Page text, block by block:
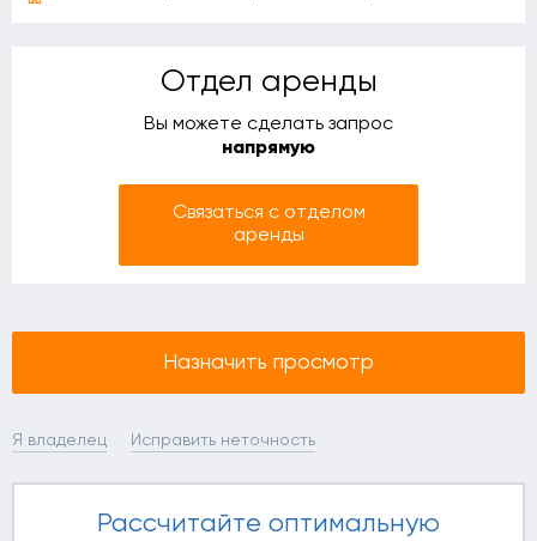
Отдел аренды
Вы можете сделать запрос
напрямую
Связаться с отделом
аренды
Назначить просмотр
Я владелец Исправить неточность
Рассчитайте оптимальную